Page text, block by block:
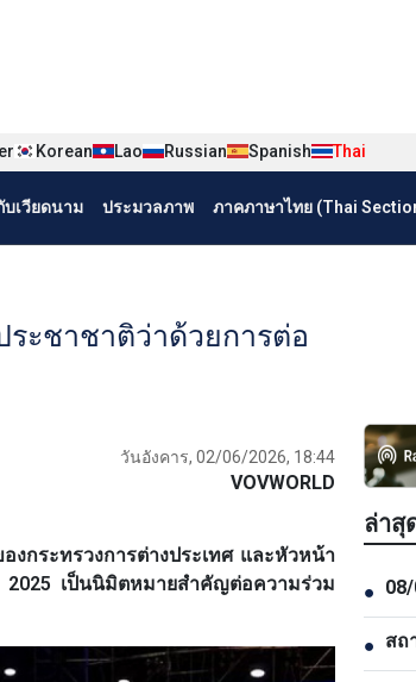
Korean Lao Russian Spanish Thai
บเวียดนาม ประมวลภาพ ภาคภาษาไทย (Thai
ะชาชาติว่าด้วยการต่อ
วันอังคาร, 02/06/2026, 18:44
VOVWORLD
งกระทรวงการต่างประเทศ และหัวหน้า
เป็นนิมิตหมายสำคัญต่อความร่วม
ล่าสุ
●
● สถ